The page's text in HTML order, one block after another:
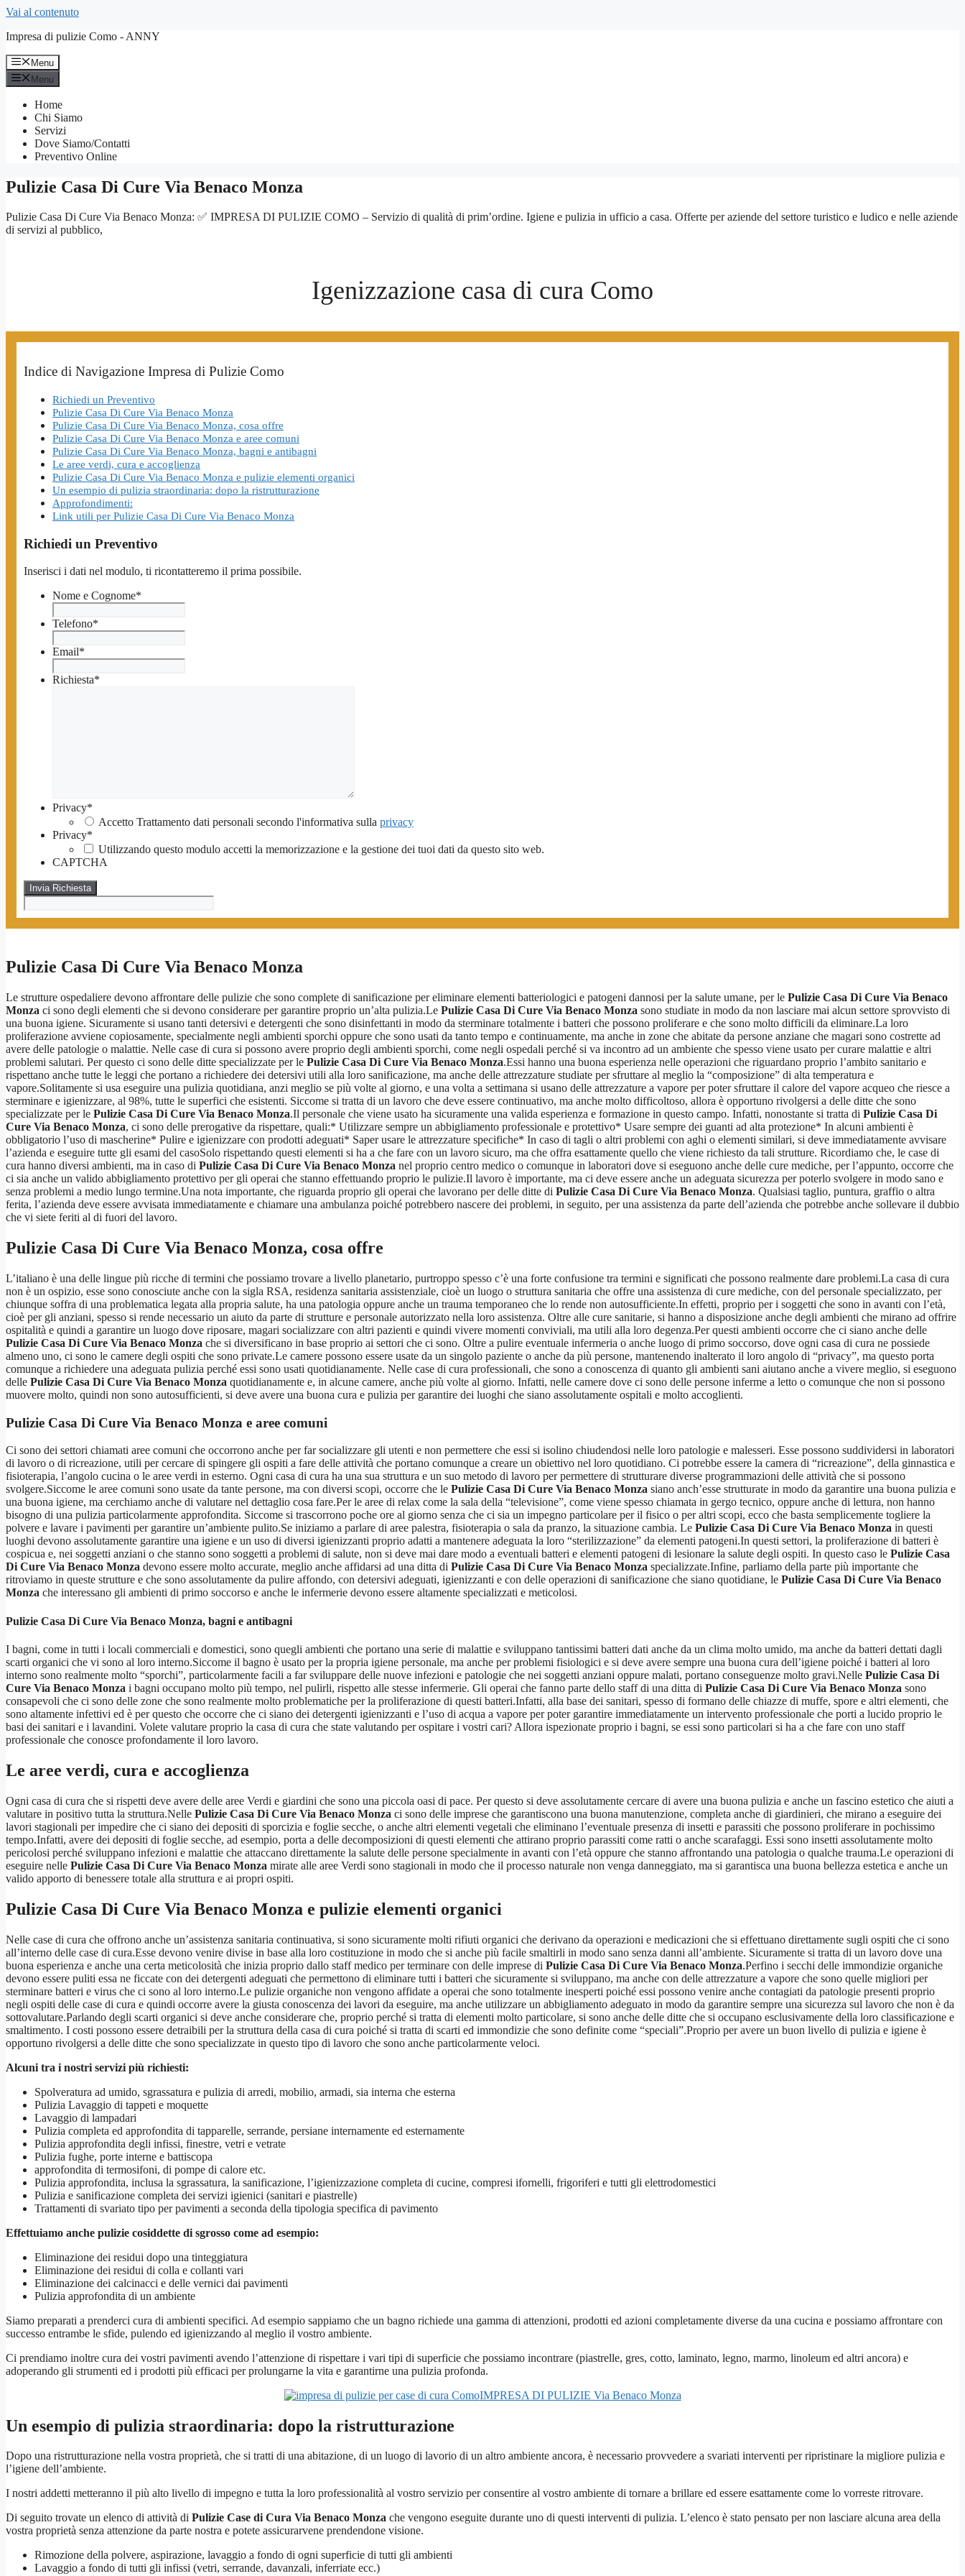
Vai al contenuto
Impresa di pulizie Como - ANNY
Menu
Menu
Home
Chi Siamo
Servizi
Dove Siamo/Contatti
Preventivo Online
Pulizie Casa Di Cure Via Benaco Monza
Pulizie Casa Di Cure Via Benaco Monza: ✅ IMPRESA DI PULIZIE COMO – Servizio di qualità di prim’ordine. Igiene e pulizia in ufficio a casa. Offerte per aziende del settore turistico e ludico e nelle aziende
di servizi al pubblico,
Igenizzazione casa di cura Como
Indice di Navigazione Impresa di Pulizie Como
Richiedi un Preventivo
Pulizie Casa Di Cure Via Benaco Monza
Pulizie Casa Di Cure Via Benaco Monza, cosa offre
Pulizie Casa Di Cure Via Benaco Monza e aree comuni
Pulizie Casa Di Cure Via Benaco Monza, bagni e antibagni
Le aree verdi, cura e accoglienza
Pulizie Casa Di Cure Via Benaco Monza e pulizie elementi organici
Un esempio di pulizia straordinaria: dopo la ristrutturazione
Approfondimenti:
Link utili per Pulizie Casa Di Cure Via Benaco Monza
Richiedi un Preventivo
Inserisci i dati nel modulo, ti ricontatteremo il prima possibile.
Nome e Cognome*
Telefono*
Email*
Richiesta*
Privacy*
Accetto Trattamento dati personali secondo l'informativa sulla privacy
Privacy*
Utilizzando questo modulo accetti la memorizzazione e la gestione dei tuoi dati da questo sito web.
CAPTCHA
Pulizie Casa Di Cure Via Benaco Monza
Le strutture ospedaliere devono affrontare delle pulizie che sono complete di sanificazione per eliminare elementi batteriologici e patogeni dannosi per la salute umane, per le Pulizie Casa Di Cure Via Benaco
Monza ci sono degli elementi che si devono considerare per garantire proprio un’alta pulizia.Le Pulizie Casa Di Cure Via Benaco Monza sono studiate in modo da non lasciare mai alcun settore sprovvisto di
una buona igiene. Sicuramente si usano tanti detersivi e detergenti che sono disinfettanti in modo da sterminare totalmente i batteri che possono proliferare e che sono molto difficili da eliminare.La loro
proliferazione avviene copiosamente, specialmente negli ambienti sporchi oppure che sono usati da tanto tempo e continuamente, ma anche in zone che abitate da persone anziane che magari sono costrette ad
avere delle patologie o malattie. Nelle case di cura si possono avere proprio degli ambienti sporchi, come negli ospedali perché si va incontro ad un ambiente che spesso viene usato per curare malattie e altri
problemi salutari. Per questo ci sono delle ditte specializzate per le Pulizie Casa Di Cure Via Benaco Monza.Essi hanno una buona esperienza nelle operazioni che riguardano proprio l’ambito sanitario e
rispettano anche tutte le leggi che portano a richiedere dei detersivi utili alla loro sanificazione, ma anche delle attrezzature studiate per sfruttare al meglio la “composizione” di alta temperatura e
vapore.Solitamente si usa eseguire una pulizia quotidiana, anzi meglio se più volte al giorno, e una volta a settimana si usano delle attrezzature a vapore per poter sfruttare il calore del vapore acqueo che riesce a
sterminare e igienizzare, al 98%, tutte le superfici che esistenti. Siccome si tratta di un lavoro che deve essere continuativo, ma anche molto difficoltoso, allora è opportuno rivolgersi a delle ditte che sono
specializzate per le Pulizie Casa Di Cure Via Benaco Monza.Il personale che viene usato ha sicuramente una valida esperienza e formazione in questo campo. Infatti, nonostante si tratta di Pulizie Casa Di
Cure Via Benaco Monza, ci sono delle prerogative da rispettare, quali:* Utilizzare sempre un abbigliamento professionale e protettivo* Usare sempre dei guanti ad alta protezione* In alcuni ambienti è
obbligatorio l’uso di mascherine* Pulire e igienizzare con prodotti adeguati* Saper usare le attrezzature specifiche* In caso di tagli o altri problemi con aghi o elementi similari, si deve immediatamente avvisare
l’azienda e eseguire tutte gli esami del casoSolo rispettando questi elementi si ha a che fare con un lavoro sicuro, ma che offra esattamente quello che viene richiesto da tali strutture. Ricordiamo che, le case di
cura hanno diversi ambienti, ma in caso di Pulizie Casa Di Cure Via Benaco Monza nel proprio centro medico o comunque in laboratori dove si eseguono anche delle cure mediche, per l’appunto, occorre che
ci sia anche un valido abbigliamento protettivo per gli operai che stanno effettuando proprio le pulizie.Il lavoro è importante, ma ci deve essere anche un adeguata sicurezza per poterlo svolgere in modo sano e
senza problemi a medio lungo termine.Una nota importante, che riguarda proprio gli operai che lavorano per delle ditte di Pulizie Casa Di Cure Via Benaco Monza. Qualsiasi taglio, puntura, graffio o altra
ferita, l’azienda deve essere avvisata immediatamente e chiamare una ambulanza poiché potrebbero nascere dei problemi, in seguito, per una assistenza da parte dell’azienda che potrebbe anche sollevare il dubbio
che vi siete feriti al di fuori del lavoro.
Pulizie Casa Di Cure Via Benaco Monza, cosa offre
L’italiano è una delle lingue più ricche di termini che possiamo trovare a livello planetario, purtroppo spesso c’è una forte confusione tra termini e significati che possono realmente dare problemi.La casa di cura
non è un ospizio, esse sono conosciute anche con la sigla RSA, residenza sanitaria assistenziale, cioè un luogo o struttura sanitaria che offre una assistenza di cure mediche, con del personale specializzato, per
chiunque soffra di una problematica legata alla propria salute, ha una patologia oppure anche un trauma temporaneo che lo rende non autosufficiente.In effetti, proprio per i soggetti che sono in avanti con l’età,
cioè per gli anziani, spesso si rende necessario un aiuto da parte di strutture e personale autorizzato nella loro assistenza. Oltre alle cure sanitarie, si hanno a disposizione anche degli ambienti che mirano ad offrire
ospitalità e quindi a garantire un luogo dove riposare, magari socializzare con altri pazienti e quindi vivere momenti conviviali, ma utili alla loro degenza.Per questi ambienti occorre che ci siano anche delle
Pulizie Casa Di Cure Via Benaco Monza che si diversificano in base proprio ai settori che ci sono. Oltre a pulire eventuale infermeria o anche luogo di primo soccorso, dove ogni casa di cura ne possiede
almeno uno, ci sono le camere degli ospiti che sono private.Le camere possono essere usate da un singolo paziente o anche da più persone, mantenendo inalterato il loro angolo di “privacy”, ma questo porta
comunque a richiedere una adeguata pulizia perché essi sono usati quotidianamente. Nelle case di cura professionali, che sono a conoscenza di quanto gli ambienti sani aiutano anche a vivere meglio, si eseguono
delle Pulizie Casa Di Cure Via Benaco Monza quotidianamente e, in alcune camere, anche più volte al giorno. Infatti, nelle camere dove ci sono delle persone inferme a letto o comunque che non si possono
muovere molto, quindi non sono autosufficienti, si deve avere una buona cura e pulizia per garantire dei luoghi che siano assolutamente ospitali e molto accoglienti.
Pulizie Casa Di Cure Via Benaco Monza e aree comuni
Ci sono dei settori chiamati aree comuni che occorrono anche per far socializzare gli utenti e non permettere che essi si isolino chiudendosi nelle loro patologie e malesseri. Esse possono suddividersi in laboratori
di lavoro o di ricreazione, utili per cercare di spingere gli ospiti a fare delle attività che portano comunque a creare un obiettivo nel loro quotidiano. Ci potrebbe essere la camera di “ricreazione”, della ginnastica e
fisioterapia, l’angolo cucina o le aree verdi in esterno. Ogni casa di cura ha una sua struttura e un suo metodo di lavoro per permettere di strutturare diverse programmazioni delle attività che si possono
svolgere.Siccome le aree comuni sono usate da tante persone, ma con diversi scopi, occorre che le Pulizie Casa Di Cure Via Benaco Monza siano anch’esse strutturate in modo da garantire una buona pulizia e
una buona igiene, ma cerchiamo anche di valutare nel dettaglio cosa fare.Per le aree di relax come la sala della “televisione”, come viene spesso chiamata in gergo tecnico, oppure anche di lettura, non hanno
bisogno di una pulizia particolarmente approfondita. Siccome si trascorrono poche ore al giorno senza che ci sia un impegno particolare per il fisico o per altri scopi, ecco che basta semplicemente togliere la
polvere e lavare i pavimenti per garantire un’ambiente pulito.Se iniziamo a parlare di aree palestra, fisioterapia o sala da pranzo, la situazione cambia. Le Pulizie Casa Di Cure Via Benaco Monza in questi
luoghi devono assolutamente garantire una igiene e un uso di diversi igienizzanti proprio adatti a mantenere adeguata la loro “sterilizzazione” da elementi patogeni.In questi settori, la proliferazione di batteri è
cospicua e, nei soggetti anziani o che stanno sono soggetti a problemi di salute, non si deve mai dare modo a eventuali batteri e elementi patogeni di lesionare la salute degli ospiti. In questo caso le Pulizie Casa
Di Cure Via Benaco Monza devono essere molto accurate, meglio anche affidarsi ad una ditta di Pulizie Casa Di Cure Via Benaco Monza specializzate.Infine, parliamo della parte più importante che
ritroviamo in queste strutture e che sono assolutamente da pulire affondo, con detersivi adeguati, igienizzanti e con delle operazioni di sanificazione che siano quotidiane, le Pulizie Casa Di Cure Via Benaco
Monza che interessano gli ambienti di primo soccorso e anche le infermerie devono essere altamente specializzati e meticolosi.
Pulizie Casa Di Cure Via Benaco Monza, bagni e antibagni
I bagni, come in tutti i locali commerciali e domestici, sono quegli ambienti che portano una serie di malattie e sviluppano tantissimi batteri dati anche da un clima molto umido, ma anche da batteri dettati dagli
scarti organici che vi sono al loro interno.Siccome il bagno è usato per la propria igiene personale, ma anche per problemi fisiologici e si deve avere sempre una buona cura dell’igiene poiché i batteri al loro
interno sono realmente molto “sporchi”, particolarmente facili a far sviluppare delle nuove infezioni e patologie che nei soggetti anziani oppure malati, portano conseguenze molto gravi.Nelle Pulizie Casa Di
Cure Via Benaco Monza i bagni occupano molto più tempo, nel pulirli, rispetto alle stesse infermerie. Gli operai che fanno parte dello staff di una ditta di Pulizie Casa Di Cure Via Benaco Monza sono
consapevoli che ci sono delle zone che sono realmente molto problematiche per la proliferazione di questi batteri.Infatti, alla base dei sanitari, spesso di formano delle chiazze di muffe, spore e altri elementi, che
sono altamente infettivi ed è per questo che occorre che ci siano dei detergenti igienizzanti e l’uso di acqua a vapore per poter garantire immediatamente un intervento professionale che porti a lucido proprio le
basi dei sanitari e i lavandini. Volete valutare proprio la casa di cura che state valutando per ospitare i vostri cari? Allora ispezionate proprio i bagni, se essi sono particolari si ha a che fare con uno staff
professionale che conosce profondamente il loro lavoro.
Le aree verdi, cura e accoglienza
Ogni casa di cura che si rispetti deve avere delle aree Verdi e giardini che sono una piccola oasi di pace. Per questo si deve assolutamente cercare di avere una buona pulizia e anche un fascino estetico che aiuti a
valutare in positivo tutta la struttura.Nelle Pulizie Casa Di Cure Via Benaco Monza ci sono delle imprese che garantiscono una buona manutenzione, completa anche di giardinieri, che mirano a eseguire dei
lavori stagionali per impedire che ci siano dei depositi di sporcizia e foglie secche, o anche altri elementi vegetali che eliminano l’eventuale presenza di insetti e parassiti che possono proliferare in pochissimo
tempo.Infatti, avere dei depositi di foglie secche, ad esempio, porta a delle decomposizioni di questi elementi che attirano proprio parassiti come ratti o anche scarafaggi. Essi sono insetti assolutamente molto
pericolosi perché sviluppano infezioni e malattie che attaccano direttamente la salute delle persone specialmente in avanti con l’età oppure che stanno affrontando una patologia o qualche trauma.Le operazioni di
eseguire nelle Pulizie Casa Di Cure Via Benaco Monza mirate alle aree Verdi sono stagionali in modo che il processo naturale non venga danneggiato, ma si garantisca una buona bellezza estetica e anche un
valido apporto di benessere totale alla struttura e ai propri ospiti.
Pulizie Casa Di Cure Via Benaco Monza e pulizie elementi organici
Nelle case di cura che offrono anche un’assistenza sanitaria continuativa, si sono sicuramente molti rifiuti organici che derivano da operazioni e medicazioni che si effettuano direttamente sugli ospiti che ci sono
all’interno delle case di cura.Esse devono venire divise in base alla loro costituzione in modo che si anche più facile smaltirli in modo sano senza danni all’ambiente. Sicuramente si tratta di un lavoro dove una
buona esperienza e anche una certa meticolosità che inizia proprio dallo staff medico per terminare con delle imprese di Pulizie Casa Di Cure Via Benaco Monza.Perfino i secchi delle immondizie organiche
devono essere puliti essa ne ficcate con dei detergenti adeguati che permettono di eliminare tutti i batteri che sicuramente si sviluppano, ma anche con delle attrezzature a vapore che sono quelle migliori per
sterminare batteri e virus che ci sono al loro interno.Le pulizie organiche non vengono affidate a operai che sono totalmente inesperti poiché essi possono venire anche contagiati da patologie presenti proprio
negli ospiti delle case di cura e quindi occorre avere la giusta conoscenza dei lavori da eseguire, ma anche utilizzare un abbigliamento adeguato in modo da garantire sempre una sicurezza sul lavoro che non è da
sottovalutare.Parlando degli scarti organici si deve anche considerare che, proprio perché si tratta di elementi molto particolare, si sono anche delle ditte che si occupano esclusivamente della loro classificazione e
smaltimento. I costi possono essere detraibili per la struttura della casa di cura poiché si tratta di scarti ed immondizie che sono definite come “speciali”.Proprio per avere un buon livello di pulizia e igiene è
opportuno rivolgersi a delle ditte che sono specializzate in questo tipo di lavoro che sono anche particolarmente veloci.
Alcuni tra i nostri servizi più richiesti:
Spolveratura ad umido, sgrassatura e pulizia di arredi, mobilio, armadi, sia interna che esterna
Pulizia Lavaggio di tappeti e moquette
Lavaggio di lampadari
Pulizia completa ed approfondita di tapparelle, serrande, persiane internamente ed esternamente
Pulizia approfondita degli infissi, finestre, vetri e vetrate
Pulizia fughe, porte interne e battiscopa
approfondita di termosifoni, di pompe di calore etc.
Pulizia approfondita, inclusa la sgrassatura, la sanificazione, l’igienizzazione completa di cucine, compresi ifornelli, frigoriferi e tutti gli elettrodomestici
Pulizia e sanificazione completa dei servizi igienici (sanitari e piastrelle)
Trattamenti di svariato tipo per pavimenti a seconda della tipologia specifica di pavimento
Effettuiamo anche pulizie cosiddette di sgrosso come ad esempio:
Eliminazione dei residui dopo una tinteggiatura
Eliminazione dei residui di colla e collanti vari
Eliminazione dei calcinacci e delle vernici dai pavimenti
Pulizia approfondita di un ambiente
Siamo preparati a prenderci cura di ambienti specifici. Ad esempio sappiamo che un bagno richiede una gamma di attenzioni, prodotti ed azioni completamente diverse da una cucina e possiamo affrontare con
successo entrambe le sfide, pulendo ed igienizzando al meglio il vostro ambiente.
Ci prendiamo inoltre cura dei vostri pavimenti avendo l’attenzione di rispettare i vari tipi di superficie che possiamo incontrare (piastrelle, gres, cotto, laminato, legno, marmo, linoleum ed altri ancora) e
adoperando gli strumenti ed i prodotti più efficaci per prolungarne la vita e garantirne una pulizia profonda.
IMPRESA DI PULIZIE Via Benaco Monza
Un esempio di pulizia straordinaria: dopo la ristrutturazione
Dopo una ristrutturazione nella vostra proprietà, che si tratti di una abitazione, di un luogo di lavorio di un altro ambiente ancora, è necessario provvedere a svariati interventi per ripristinare la migliore pulizia e
l’igiene dell’ambiente.
I nostri addetti metteranno il più alto livello di impegno e tutta la loro professionalità al vostro servizio per consentire al vostro ambiente di tornare a brillare ed essere esattamente come lo vorreste ritrovare.
Di seguito trovate un elenco di attività di Pulizie Case di Cura Via Benaco Monza che vengono eseguite durante uno di questi interventi di pulizia. L’elenco è stato pensato per non lasciare alcuna area della
vostra proprietà senza attenzione da parte nostra e potete assicurarvene prendendone visione.
Rimozione della polvere, aspirazione, lavaggio a fondo di ogni superficie di tutti gli ambienti
Lavaggio a fondo di tutti gli infissi (vetri, serrande, davanzali, inferriate ecc.)